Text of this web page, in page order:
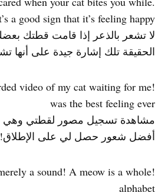
a good sign that it’s feeling happy
لا تشعر بالذعر إذا قامت قطتك
الحقيقة تلك إشارة جيدة على أنها
video of my cat waiting for me
was the best feeling ever
مشاهدة تسجيل مصور لقطتي وهي
أفضل شعور حصل لي على الإطلاق!
a sound! A meow is a whole
alphabet